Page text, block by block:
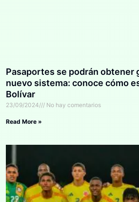
Pasaportes se podrán obtener
nuevo sistema: conoce cómo
Bolívar
23/09/2024 No hay comentarios
Read More »